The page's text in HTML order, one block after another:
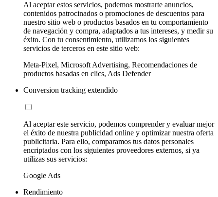
Al aceptar estos servicios, podemos mostrarte anuncios,
contenidos patrocinados o promociones de descuentos para
nuestro sitio web o productos basados en tu comportamiento
de navegación y compra, adaptados a tus intereses, y medir su
éxito. Con tu consentimiento, utilizamos los siguientes
servicios de terceros en este sitio web:
Meta-Pixel, Microsoft Advertising, Recomendaciones de
productos basadas en clics, Ads Defender
Conversion tracking extendido
Al aceptar este servicio, podemos comprender y evaluar mejor
el éxito de nuestra publicidad online y optimizar nuestra oferta
publicitaria. Para ello, comparamos tus datos personales
encriptados con los siguientes proveedores externos, si ya
utilizas sus servicios:
Google Ads
Rendimiento